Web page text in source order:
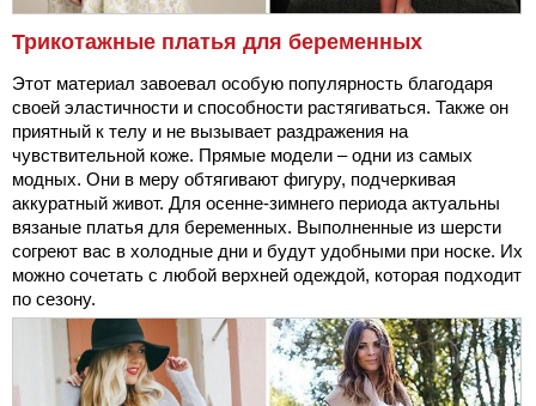
Трикотажные платья для беременных
Этот материал завоевал особую популярность благодаря
своей эластичности и способности растягиваться. Также он
приятный к телу и не вызывает раздражения на
чувствительной коже. Прямые модели – одни из самых
модных. Они в меру обтягивают фигуру, подчеркивая
аккуратный живот. Для осенне-зимнего периода актуальны
вязаные платья для беременных. Выполненные из шерсти
согреют вас в холодные дни и будут удобными при носке. Их
можно сочетать с любой верхней одеждой, которая подходит
по сезону.